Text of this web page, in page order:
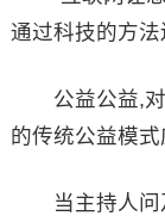
通过科技的方法
公益公益,对
的传统公益模式
当主持人问